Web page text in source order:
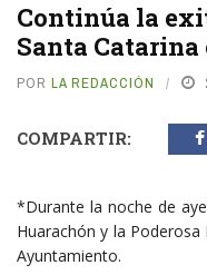
Continúa la
Santa
POR LA REDACCIÓN
COMPARTIR:
*Durante la noche de
Huarachón y la Poderosa
Ayuntamiento.